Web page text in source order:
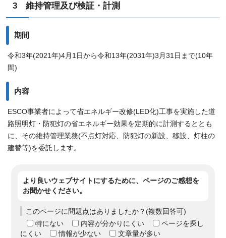
3 維持管理及び検証・計測
期間
令和3年(2021年)4月1日から令和13年(2031年)3月31日まで(10年
間)
内容
ESCO事業者によって省エネルギー改修(LED化)工事を実施した道
路照明灯・防犯灯の省エネルギー効果を定期的に計測するととも
に、その維持管理業務(不点灯対応、防犯灯の新設、移設、灯柱の
建替等)を委託します。
より良いウェブサイトにするために、ページのご感想を
お聞かせください。
このページに問題点はありましたか？(複数回答可)
特にない
内容が分かりにくい
ページを探し
にくい
情報が少ない 文章量が多い